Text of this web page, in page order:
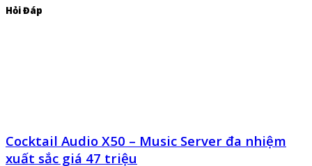
Hỏi Đáp
Cocktail Audio X50 – Music Server đa nhiệm
xuất sắc giá 47 triệu